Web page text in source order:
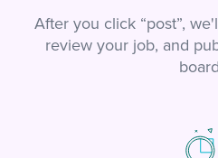
After you click “post”,
review your job, and